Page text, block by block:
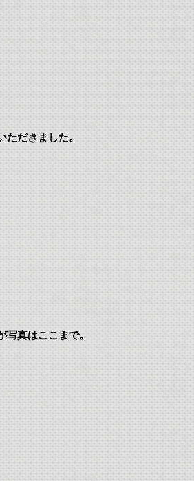
ただきました。
写真はここまで。